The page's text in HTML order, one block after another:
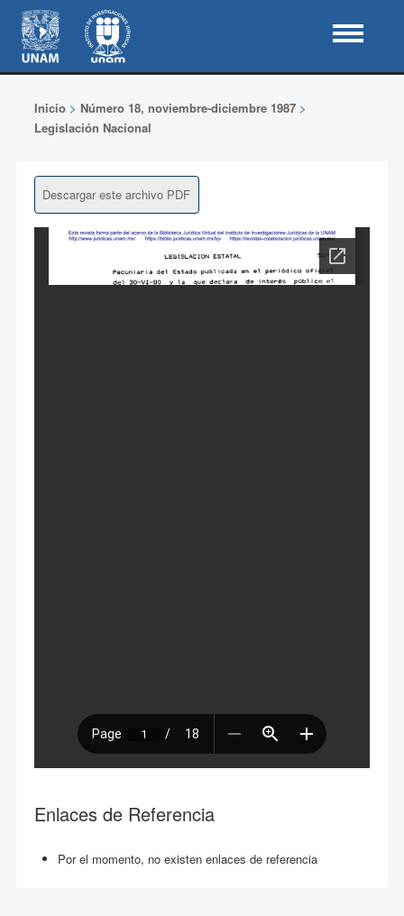
Inicio> Número 18, noviembre-diciembre 1987>
Legislación Nacional
Descargar este archivo PDF
Enlaces de Referencia
Por el momento, no existen enlaces de referencia